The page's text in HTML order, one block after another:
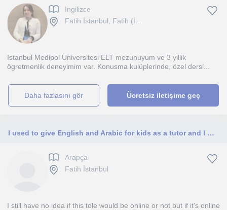
Ingilizce
Fatih İstanbul, Fatih (İ...
Istanbul Medipol Üniversitesi ELT mezunuyum ve 3 yillik
ögretmenlik deneyimim var. Konusma kulüplerinde, özel dersl...
daha fazlasını gör Ücretsiz iletişime geç
I used to give English and Arabic for kids as a tutor and I would like to be teacher for kids again I'm a patient person and I re
Arapça
Fatih İstanbul
I still have no idea if this tole would be online or not but if it's online